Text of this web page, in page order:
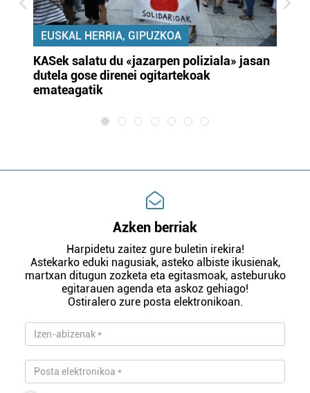
EUSKAL HERRIA, GIPUZKOA
KASek salatu du «jazarpen poliziala» jasan
dutela gose direnei ogitartekoak
emateagatik
Azken berriak
Harpidetu zaitez gure buletin irekira!
Astekarko eduki nagusiak, asteko albiste ikusienak,
martxan ditugun zozketa eta egitasmoak, asteburuko
egitarauen agenda eta askoz gehiago!
Ostiralero zure posta elektronikoan.